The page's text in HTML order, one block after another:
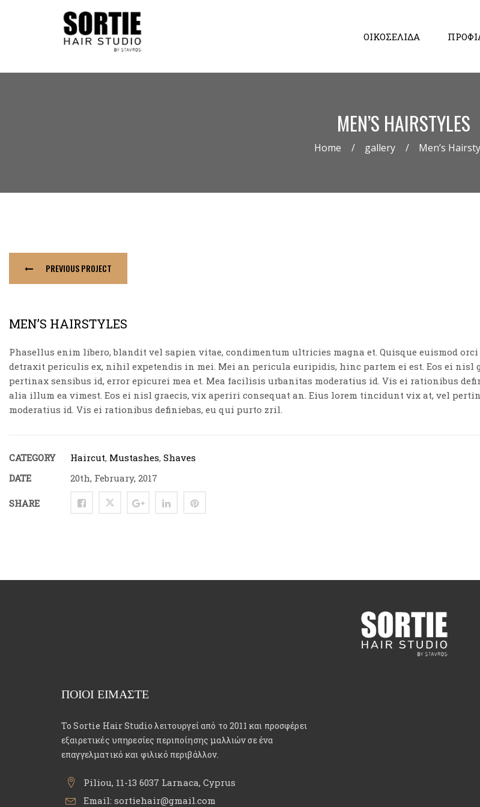
ΟΙΚΟΣΕΛΙΔΑ
MEN’S HAIRSTYLES
Home gallery Men’s
PREVIOUS PROJECT
MEN’S HAIRSTYLES
Phasellus enim libero, blandit vel sapien vitae, condimentum ultricies magna et. Quisque euismod
detraxit periculis ex, nihil expetendis in mei. Mei an pericula euripidis, hinc partem ei est. Eos ei
pertinax sensibus id, error epicurei mea et. Mea facilisis urbanitas moderatius id. Vis ei rationibus
alia illum ea vimest. Eos ei nisl graecis, vix aperiri consequat an. Eius lorem tincidunt vix at, vel
moderatius id. Vis ei rationibus definiebas, eu qui purto zril.
CATEGORY Haircut, Mustashes, Shaves
DATE
20th, February, 2017
SHARE
ΠΟΙΟΙ ΕΙΜΑΣΤΕ
Το Sortie Hair Studio λειτουργεί από το 2011 και προσφέρει
εξαιρετικές υπηρεσίες περιποίησης μαλλιών σε ένα
επαγγελματικό και φιλικό περιβάλλον.
Piliou, 11-13 6037 Larnaca, Cyprus
Email: sortiehair@gmail.com